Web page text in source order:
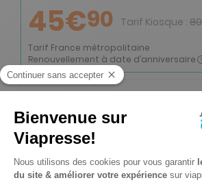
45€90 Tarif Kiosque :
Tarif France métropolitaine
Renouvellement à date d’anniversaire
Abonnement 1 an
12 n° • Papier + Version digitale
183€60
Tarif France métropolitaine
Renouvellement à date d’anniversaire